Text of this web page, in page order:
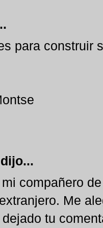
para construir
dijo...
compañero
Me
tu